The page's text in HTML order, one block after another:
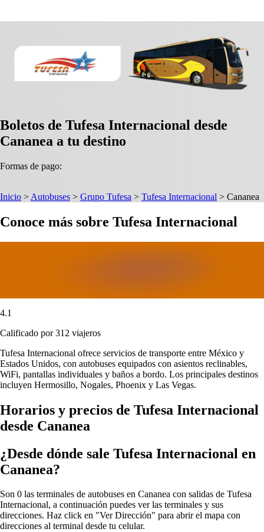
Boletos de Tufesa Internacional desde
Cananea a tu destino
Formas de pago:
Inicio > Autobuses > Grupo Tufesa > Tufesa Internacional > Cananea
Conoce más sobre Tufesa Internacional
4.1
Calificado por 312 viajeros
Tufesa Internacional ofrece servicios de transporte entre México y
Estados Unidos, con autobuses equipados con asientos reclinables,
WiFi, pantallas individuales y baños a bordo. Los principales destinos
incluyen Hermosillo, Nogales, Phoenix y Las Vegas.
Horarios y precios de Tufesa Internacional
desde Cananea
¿Desde dónde sale Tufesa Internacional en
Cananea?
Son 0 las terminales de autobuses en Cananea con salidas de Tufesa
Internacional, a continuación puedes ver las terminales y sus
direcciones. Haz click en "Ver Dirección" para abrir el mapa con
direcciones al terminal desde tu celular.